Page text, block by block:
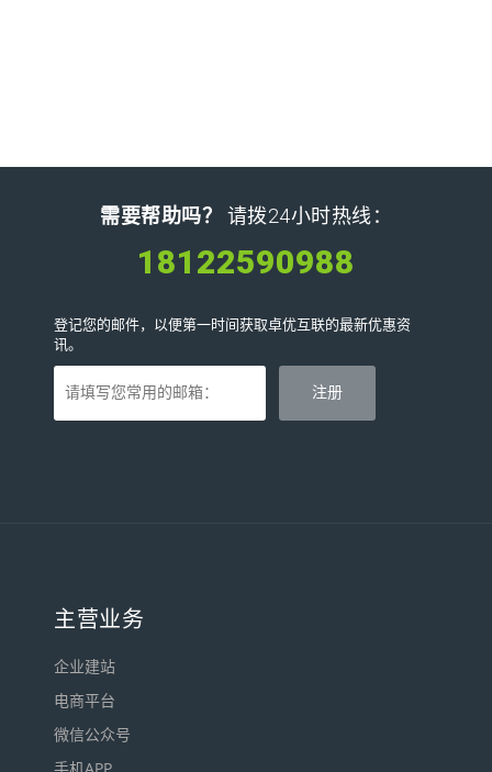
需要帮助吗？ 请拨24小时热线：
18122590988
登记您的邮件，以便第一时间获取卓优互联的最新优惠资
讯。
主营业务
企业建站
电商平台
微信公众号
手机APP